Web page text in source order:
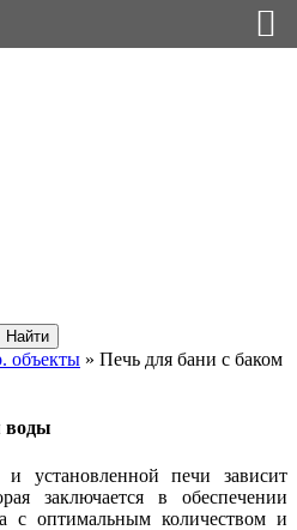
объекты » Печь для бани с баком
воды
установленной печи зависит
заключается в обеспечении
с оптимальным количеством и